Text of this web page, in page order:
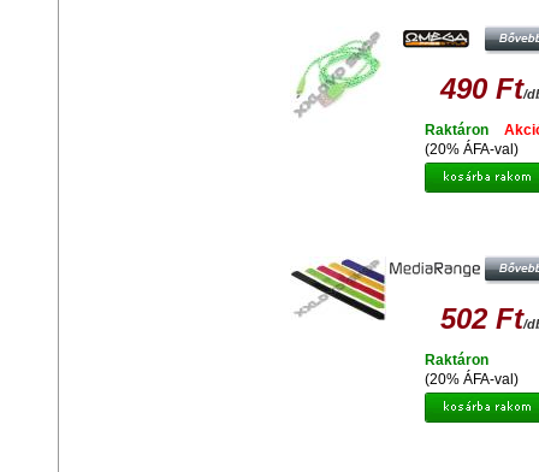
490 Ft/
(20% ÁFA-val)
Raktáron
502 Ft/
(20% ÁFA-val)
Raktáron